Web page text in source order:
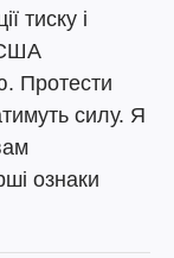
тиску і
США
Протести
силу. Я
ознаки